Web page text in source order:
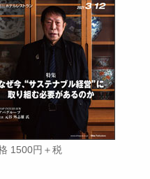
1500円＋税